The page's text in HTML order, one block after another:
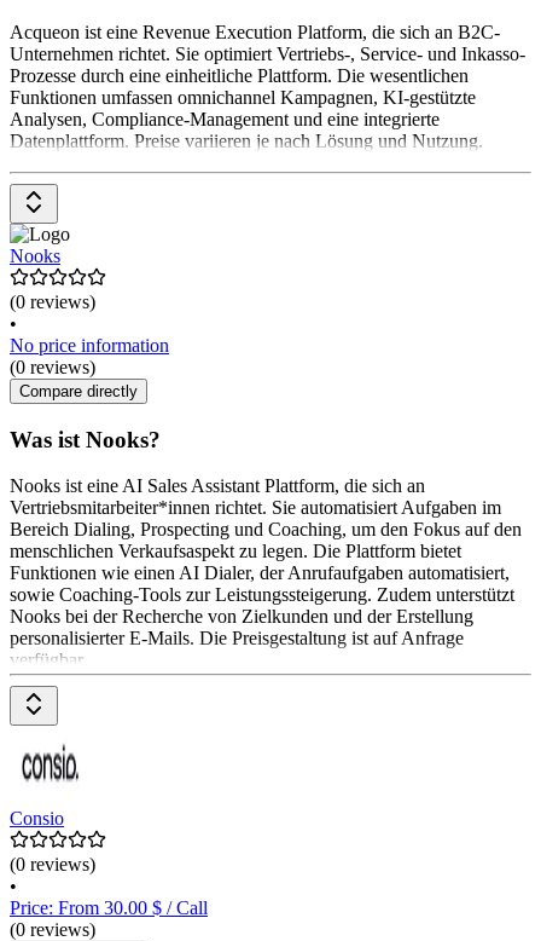
Acqueon ist eine Revenue Execution Platform, die sich an B2C-
Unternehmen richtet. Sie optimiert Vertriebs-, Service- und Inkasso-
Prozesse durch eine einheitliche Plattform. Die wesentlichen
Funktionen umfassen omnichannel Kampagnen, KI-gestützte
Analysen, Compliance-Management und eine integrierte
Datenplattform. Preise variieren je nach Lösung und Nutzung.
Nooks
(0 reviews)
•
No price information
(0 reviews)
Compare directly
Was ist Nooks?
Nooks ist eine AI Sales Assistant Plattform, die sich an
Vertriebsmitarbeiter*innen richtet. Sie automatisiert Aufgaben im
Bereich Dialing, Prospecting und Coaching, um den Fokus auf den
menschlichen Verkaufsaspekt zu legen. Die Plattform bietet
Funktionen wie einen AI Dialer, der Anrufaufgaben automatisiert,
sowie Coaching-Tools zur Leistungssteigerung. Zudem unterstützt
Nooks bei der Recherche von Zielkunden und der Erstellung
personalisierter E-Mails. Die Preisgestaltung ist auf Anfrage
verfügbar.
Consio
(0 reviews)
•
Price: From 30.00 $ / Call
(0 reviews)